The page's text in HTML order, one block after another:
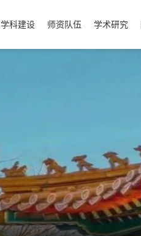
学科建设 师资队伍 学术研究